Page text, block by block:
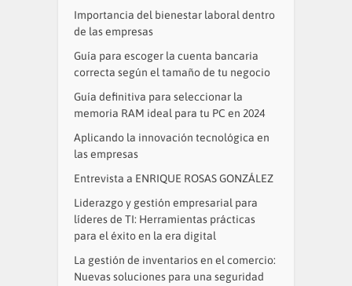
Importancia del bienestar laboral dentro
de las empresas
Guía para escoger la cuenta bancaria
correcta según el tamaño de tu negocio
Guía definitiva para seleccionar la
memoria RAM ideal para tu PC en 2024
Aplicando la innovación tecnológica en
las empresas
Entrevista a ENRIQUE ROSAS GONZÁLEZ
Liderazgo y gestión empresarial para
líderes de TI: Herramientas prácticas
para el éxito en la era digital
La gestión de inventarios en el comercio:
Nuevas soluciones para una seguridad